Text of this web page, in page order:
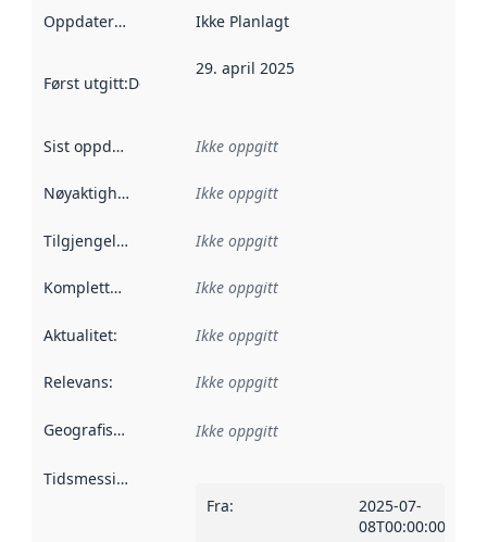
Oppdateringsfrekvens :
Ikke Planlagt
Først utgitt:Denne datoen sier når dataene i dette
29. april 2025
Sist oppdatert Ikke oppgitt
Nøyaktighet Ikke oppgitt
Tilgjengelighet Ikke oppgitt
Kompletthet Ikke oppgitt
Aktualitet: Ikke oppgitt
Relevans: Ikke oppgitt
Geografisk avgrensning :
Ikke oppgitt
Tidsmessig avgrensning
Fra:
2025-07-
08T00:00:00Z